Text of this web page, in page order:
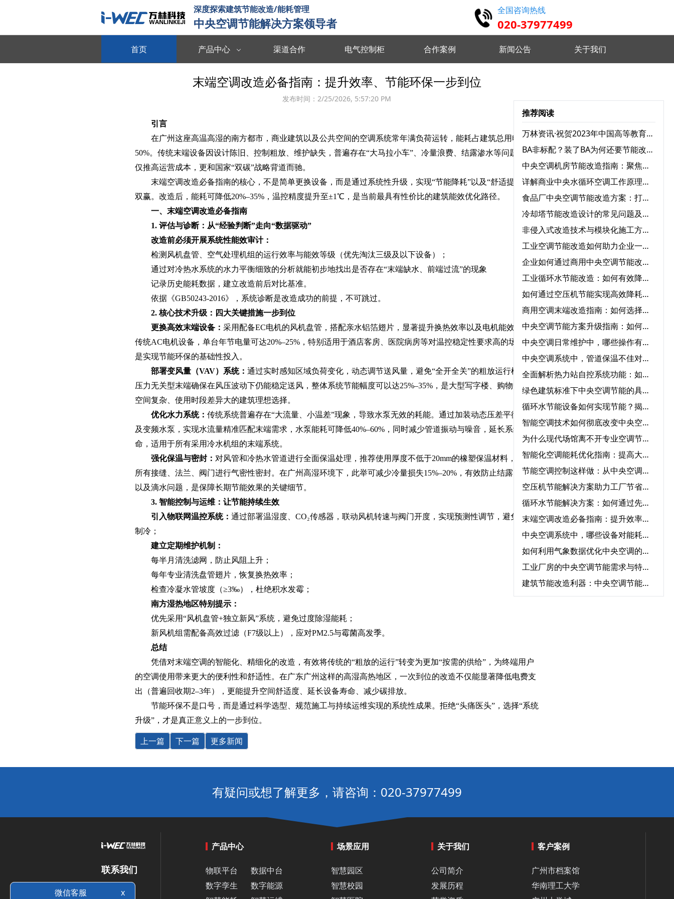
深度探索建筑节能改造/能耗管理
中央空调节能解决方案领导者
全国咨询热线
020-37977499
首页 产品中心
跨系统协同 全域数据整合 多维度分析决策
数据中台
海量数据集成/管理/分析/共享
数字孪生
全要素可视化 高精度仿真 设计认证维护
动态数据采集 需求智能调控 多能源协同管理 故障预测识别 实时监控分析 优化设备状态
智慧节能
全维度能耗监测 自适应调节策略 设计与运维联
动
智慧暖通
温度自动调节 改善空气质量 提升节能效率
智慧消防
实时监测预警 远程指挥控制 智能分析决策
节能贴膜 楼宇智控 视频诊断
多维度数据分析 自定义监测需求 灵活配置任务
智慧档案
档案管理 库房环控 数字化加工整理
分体空调
远程自动控制 统一集中管理 自动调节温度
渠道合作 电气控制柜 合作案例 新闻公告 关于我们
末端空调改造必备指南：提升效率、节能环保一步到位‌
发布时间：2/25/2026, 5:57:20 PM
引言‌
在广州这座高温高湿的南方都市，商业建筑以及公共空间的空调系统常年满负荷运转，能耗占建筑总用电量超
50%。传统末端设备因设计陈旧、控制粗放、维护缺失，普遍存在“大马拉小车”、冷量浪费、结露渗水等问题，不
仅推高运营成本，更和国家“双碳”战略背道而驰。
末端空调改造必备指南‌的核心，不是简单更换设备，而是通过系统性升级，实现“节能降耗”以及“舒适提升”的
双赢。改造后，能耗可降低20%–35%，温控精度提升至±1℃，是当前最具有性价比的建筑能效优化路径。
一、末端空调改造必备指南‌
1. 评估与诊断：从“经验判断”走向“数据驱动”‌
改造前必须开展系统性能效审计：
检测风机盘管、空气处理机组的运行效率与能效等级（优先淘汰三级及以下设备）；
通过对冷热水系统的水力平衡细致的分析就能初步地找出是否存在“末端缺水、前端过流”的现象
记录历史能耗数据，建立改造前后对比基准。
依据《GB50243-2016》，系统诊断是改造成功的前提，不可跳过。
2. 核心技术升级：四大关键措施一步到位‌
更换高效末端设备‌： 采用配备EC电机的风机盘管，搭配亲水铝箔翅片，显著提升换热效率以及电机能效。相比
传统AC电机设备，单台年节电量可达20%–25%，特别适用于酒店客房、医院病房等对温控稳定性要求高的场所，
是实现‌节能环保‌的基础性投入。
部署变风量（VAV）系统‌： 通过实时感知区域负荷变化，动态调节送风量，避免“全开全关”的粗放运行模式。
压力无关型末端确保在风压波动下仍能稳定送风，整体系统节能幅度可以达25%–35%，是大型写字楼、购物中心等
空间复杂、使用时段差异大的建筑理想选择。
优化水力系统‌： 传统系统普遍存在“大流量、小温差”现象，导致水泵无效的耗能。通过加装动态压差平衡阀以
及变频水泵，实现水流量精准匹配末端需求，水泵能耗可降低40%–60%，同时减少管道振动与噪音，延长系统寿
命，适用于所有采用冷水机组的末端系统。
强化保温与密封‌： 对风管和冷热水管道进行全面保温处理，推荐使用厚度不低于20mm的橡塑保温材料，并对
所有接缝、法兰、阀门进行气密性密封。在广州高湿环境下，此举可减少冷量损失15%–20%，有效防止结露、霉变
以及滴水问题，是保障长期节能效果的关键细节。
3. 智能控制与运维：让节能持续生效‌
引入物联网温控系统‌： 通过部署温湿度、CO₂传感器，联动风机转速与阀门开度，实现预测性调节，避免过度
制冷；
建立定期维护机制‌：
每半月清洗滤网，防止风阻上升；
每年专业清洗盘管翅片，恢复换热效率；
检查冷凝水管坡度（≥3‰），杜绝积水发霉；
南方湿热地区特别提示‌：
优先采用“风机盘管+独立新风”系统，避免过度除湿能耗；
新风机组需配备高效过滤（F7级以上），应对PM2.5与霉菌高发季。
总结‌
凭借对末端空调的智能化、精细化的改造，有效将传统的“粗放的运行”转变为更加“按需的供给”，为终端用户
的空调使用带来更大的便利性和舒适性。在广东广州这样的高湿高热地区，一次到位的改造不仅能显著降低电费支
出（普遍回收期2–3年），更能提升空间舒适度、延长设备寿命、减少碳排放。
节能环保‌不是口号，而是通过科学选型、规范施工与持续运维实现的系统性成果。拒绝“头痛医头”，选择“系统
升级”，才是真正意义上的一步到位。
推荐阅读
万林资讯·祝贺2023年中国高等教育学会档案工作分会与广东省高校档案工作协会学术年会圆满召开
BA非标配？装了BA为何还要节能改造？
中央空调机房节能改造指南：聚焦三大耗电设备，实现能效跃升
详解商业中央水循环空调工作原理：为何舒适又高效？
食品厂中央空调节能改造方案：打造绿色节能生产环境
冷却塔节能改造设计的常见问题及解决方案
非侵入式改造技术与模块化施工方案在中央空调节能改造中的协同应用‌
工业空调节能改造如何助力企业一年节省50%能源成本？
企业如何通过商用中央空调节能改造实现低碳运营？
工业循环水节能改造：如何有效降低成本并提高效率？
如何通过空压机节能实现高效降耗与节能？
商用空调末端改造指南：如何选择节能改造公司提升冷暖效率
中央空调节能方案升级指南：如何快速实现节能转型？
中央空调日常维护中，哪些操作有助于降低能耗？‌
中央空调系统中，管道保温不佳对能耗的影响程度有多大？‌
全面解析热力站自控系统功能：如何优化供暖效率？‌
绿色建筑标准下中央空调节能的具体要求‌
循环水节能设备如何实现节能？揭秘核心技术与应用领域‌
智能空调技术如何彻底改变中央空调气流优化管理？‌
为什么现代场馆离不开专业空调节能服务？
智能化空调能耗优化指南：提高大型中央空调运行效率的必知方法‌
节能空调控制这样做：从中央空调全系统改造到智能能耗管理
空压机节能解决方案助力工厂节省能源成本‌
循环水节能解决方案：如何通过先进设备节省能源成本？‌
末端空调改造必备指南：提升效率、节能环保一步到位‌
中央空调系统中，哪些设备对能耗影响最大？‌
如何利用气象数据优化中央空调的节能运行控制‌
工业厂房的中央空调节能需求与特殊解决方案‌
建筑节能改造利器：中央空调节能改造与自控系统的完美结合‌
建筑节能改造“系统级方案”：围护结构+用能设备+智能控制三重降耗路径‌
上一篇 下一篇 更多新闻
有疑问或想了解更多，请咨询：020-37977499
联系我们
产品中心
物联平台
数据中台
数字孪生
数字能源
场景应用
智慧园区
智慧校园
关于我们
公司简介
发展历程
客户案例
广州市档案馆
华南理工大学
微信客服 x